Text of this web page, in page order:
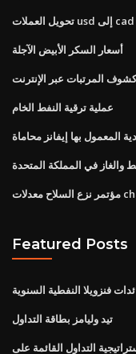
أسعار السكر الأبيض الآجلة
المرتبات عبر الإنترنت
عملية ترقية النفط الخام
المعمول بها إيفانز محاماة
في المملكة المتحدة
Featured Posts
فنزويلا النفطية السنوية
تيد وليامز بطاقة التداول